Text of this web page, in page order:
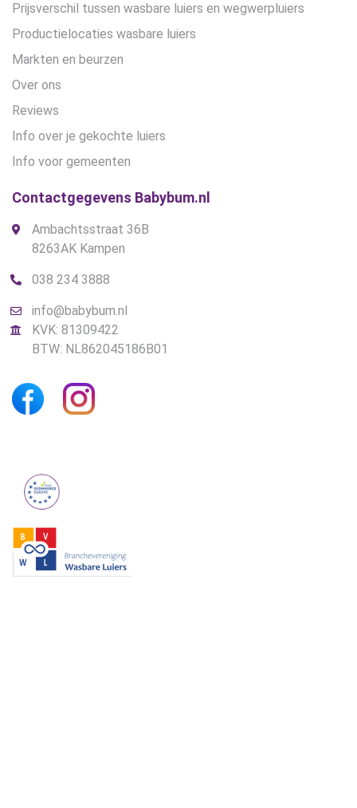
Prijsverschil tussen wasbare luiers en wegwerpluiers
Productielocaties wasbare luiers
Markten en beurzen
Over ons
Reviews
Info over je gekochte luiers
Info voor gemeenten
Contactgegevens Babybum.nl
Ambachtsstraat 36B
8263AK Kampen
038 234 3888
info@babybum.nl
KVK: 81309422
BTW: NL862045186B01